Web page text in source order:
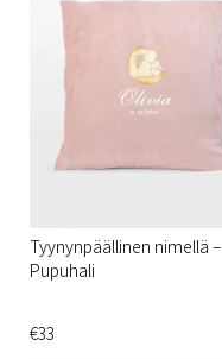
Tyynynpäällinen nimellä –
Pupuhali
€33